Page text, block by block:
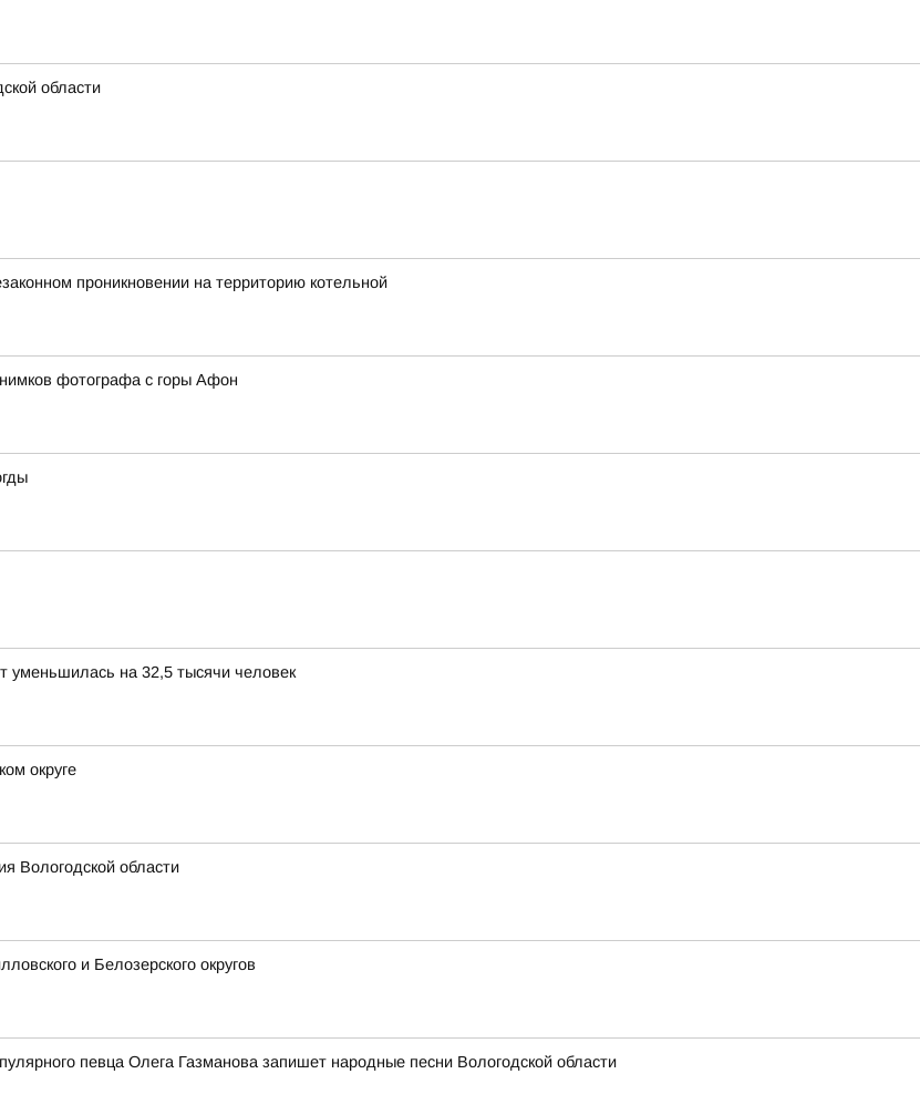
области
проникновении на территорию котельной
фотографа с горы Афон
уменьшилась на 32,5 тысячи человек
округе
Вологодской области
и Белозерского округов
певца Олега Газманова запишет народные песни Вологодской области